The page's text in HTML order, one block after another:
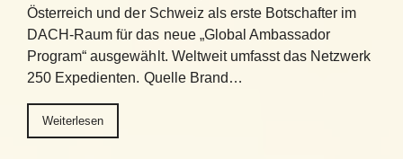
Österreich und der Schweiz als erste Botschafter im
DACH-Raum für das neue „Global Ambassador
Program“ ausgewählt. Weltweit umfasst das Netzwerk
250 Expedienten. Quelle Brand…
Weiterlesen